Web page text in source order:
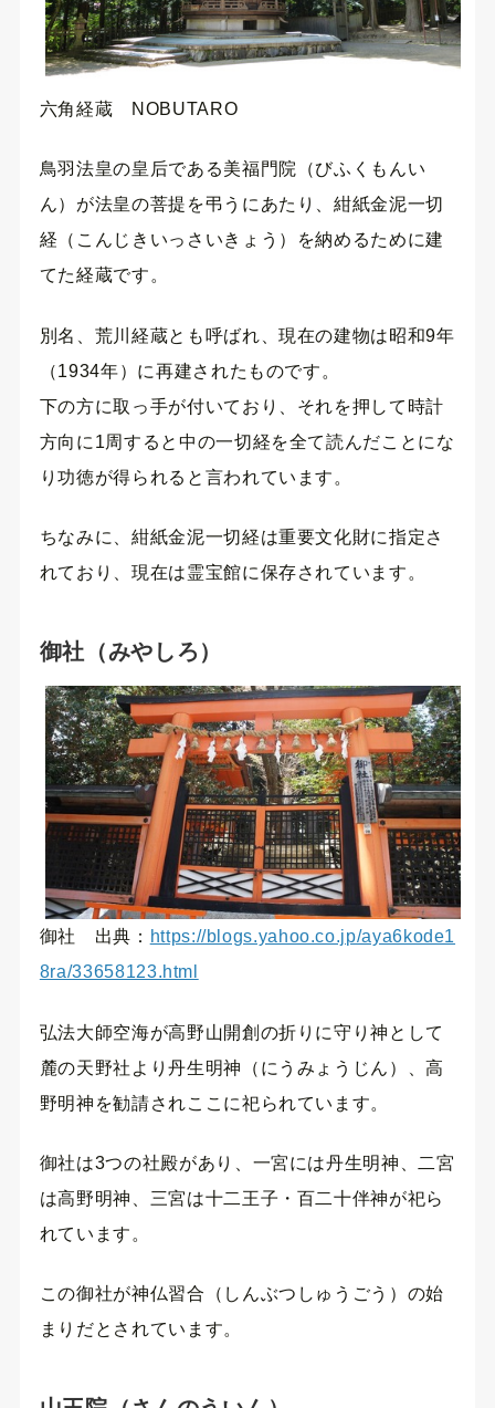
六角経蔵 NOBUTARO
鳥羽法皇の皇后である美福門院（びふくもんい
ん）が法皇の菩提を弔うにあたり、紺紙金泥一切
経（こんじきいっさいきょう）を納めるために建
てた経蔵です。
別名、荒川経蔵とも呼ばれ、現在の建物は昭和9年
（1934年）に再建されたものです。
下の方に取っ手が付いており、それを押して時計
方向に1周すると中の一切経を全て読んだことにな
り功徳が得られると言われています。
ちなみに、紺紙金泥一切経は重要文化財に指定さ
れており、現在は霊宝館に保存されています。
御社（みやしろ）
御社 出典： https://blogs.yahoo.co.jp/aya6kode1
8ra/33658123.html
弘法大師空海が高野山開創の折りに守り神として
麓の天野社より丹生明神（にうみょうじん）、高
野明神を勧請されここに祀られています。
御社は3つの社殿があり、一宮には丹生明神、二宮
は高野明神、三宮は十二王子・百二十伴神が祀ら
れています。
この御社が神仏習合（しんぶつしゅうごう）の始
まりだとされています。